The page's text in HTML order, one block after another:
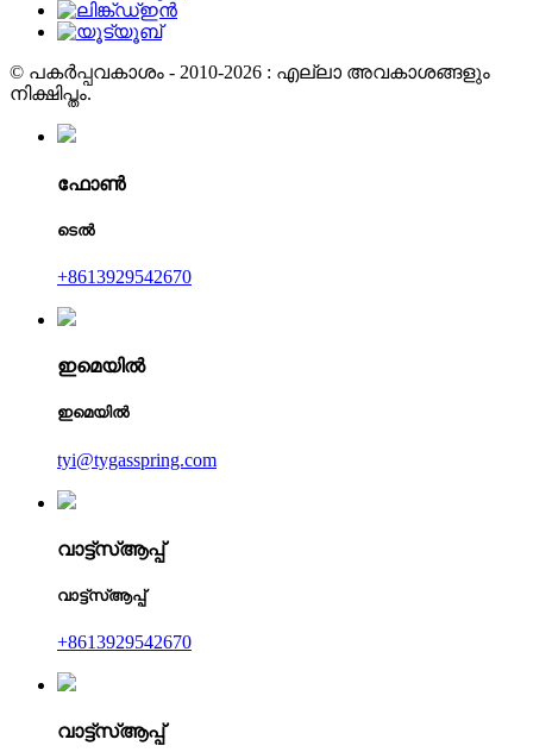
© പകർപ്പവകാശം - 2010-2026 : എല്ലാ അവകാശങ്ങളും
നിക്ഷിപ്തം.
ഫോൺ
ടെൽ
+8613929542670
ഇമെയിൽ
ഇമെയിൽ
tyi@tygasspring.com
വാട്ട്‌സ്ആപ്പ്
വാട്ട്‌സ്ആപ്പ്
+8613929542670
വാട്ട്‌സ്ആപ്പ്